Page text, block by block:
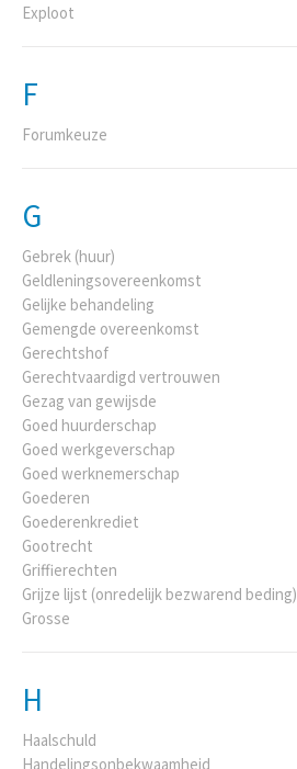
Exploot
F
Forumkeuze
G
Gebrek (huur)
Geldleningsovereenkomst
Gelijke behandeling
Gemengde overeenkomst
Gerechtshof
Gerechtvaardigd vertrouwen
Gezag van gewijsde
Goed huurderschap
Goed werkgeverschap
Goed werknemerschap
Goederen
Goederenkrediet
Gootrecht
Griffierechten
Grijze lijst (onredelijk bezwarend beding)
Grosse
H
Haalschuld
Handelingsonbekwaamheid